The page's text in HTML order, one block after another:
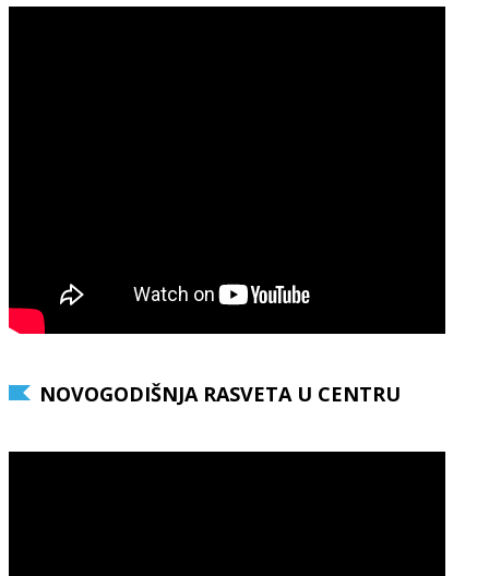
NOVOGODIŠNJA RASVETA U CENTRU